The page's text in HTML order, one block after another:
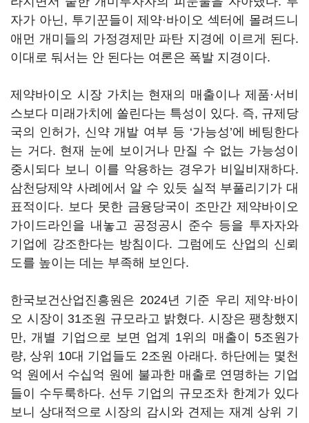
자가 아닌, 투기꾼들이 제약·바이오 섹터에 몰려드니
애먼 개미들의 가정경제만 파탄 지경에 이르게 된다.
이대로 둬서는 안 된다는 여론은 폭발 지경이다.
제약바이오 시장 가치는 현재의 매출이나 제품·서비
스보다 미래가치에 쏠린다는 특성이 있다. 즉, 규제당
국의 인허가, 신약 개발 여부 등 ‘가능성’에 베팅한다
는 거다. 현재 눈에 보이거나 만질 수 없는 가능성이
중시되다 보니 이를 악용하는 경우가 비일비재하다.
삼천당제약 사례에서 알 수 있듯 실적 부풀리기가 대
표적이다. 보다 못한 금융당국이 조만간 제약바이오
가이드라인을 내놓고 공정공시 준수 등을 투자자와
기업에 강조한다는 방침이다. 그럼에도 산업의 신뢰
도를 높이는 데는 부족해 보인다.
한국보건산업진흥원은 2024년 기준 우리 제약·바이
오 시장이 31조원 규모라고 밝혔다. 시장은 팽창했지
만, 개별 기업으로 보면 업계 1위의 매출이 5조원가
량, 상위 10대 기업들도 2조원 아래다. 하단에는 몇천
억 원에서 수십억 원에 불과한 매출로 연명하는 기업
들이 수두룩하다. 선두 기업의 규모조차 한계가 있다
보니 상대적으로 시장의 감시와 견제는 재계 상위 기